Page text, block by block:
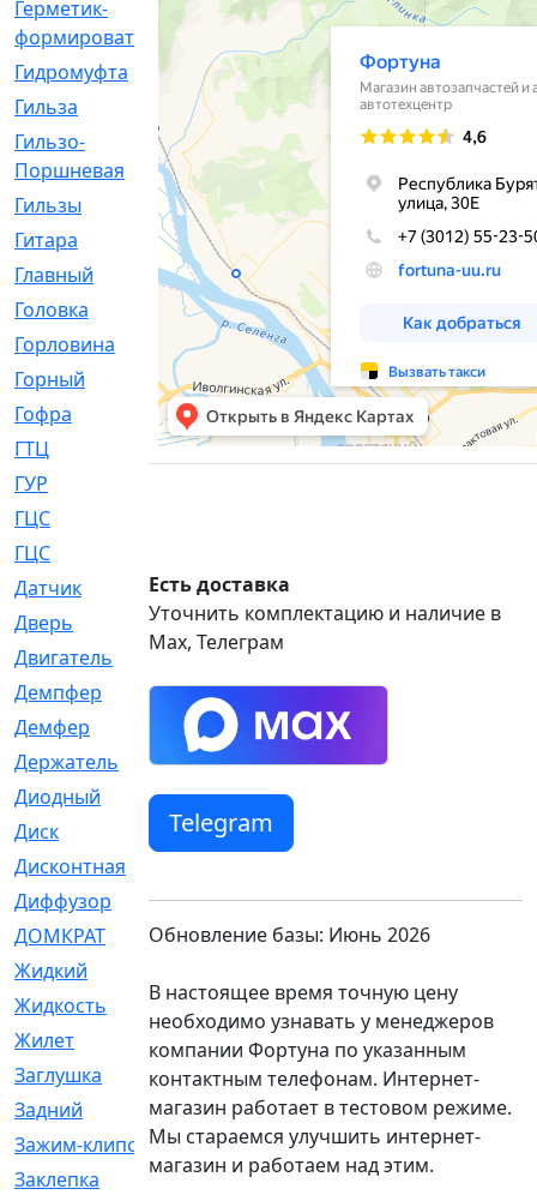
Герметик-
формирователь
[3]
Гидромуфта
[47]
Гильза
[56]
Гильзо-
Поршневая
[13]
Гильзы
[259]
Гитара
Главный
[29]
Головка
[28]
Горловина
[14]
Горный
[1]
Гофра
[86]
ГТЦ
[96]
ГУР
ГЦC
ГЦС
Датчик
[969]
Дверь
[249]
Двигатель
[64]
Демпфер
[2]
Демфер
[1]
Держатель
[5]
Диодный
[3]
Диск
[418]
Дисконтная
Диффузор
[1]
ДОМКРАТ
[1]
Жидкий
Жидкость
[80]
Жилет
[1]
Заглушка
[21]
Задний
[528]
Зажим-клипса
[1]
Заклепка
[1]
Есть доставка
Уточнить комплектацию и наличие в
Max, Телеграм
Telegram
Обновление базы: Июнь 2026
В настоящее время точную цену
необходимо узнавать у менеджеров
компании Фортуна по указанным
контактным телефонам. Интернет-
магазин работает в тестовом режиме.
Мы стараемся улучшить интернет-
магазин и работаем над этим.